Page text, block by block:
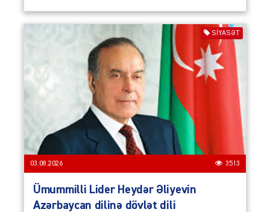
SIYASƏT
03.08.2026 3513
Ümummilli Lider Heydər Əliyevin
Azərbaycan dilinə dövlət dili